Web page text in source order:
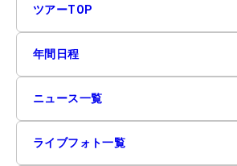
ツアーTOP
年間日程
ニュース一覧
ライブフォト一覧